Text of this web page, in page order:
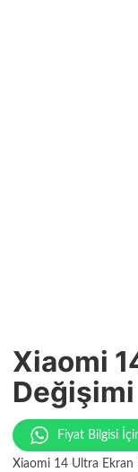
Xiaomi
Değişimi
Fiyat Bilgisi İçin
Xiaomi 14 Ultra Ekran